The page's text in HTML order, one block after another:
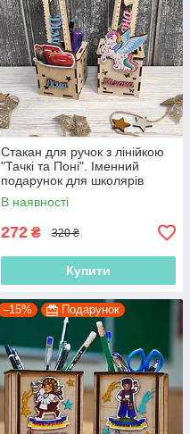
Стакан для ручок з лінійкою
"Тачкі та Поні". Іменний
подарунок для школярів
В наявності
272 ₴ 320 ₴
Купити
–15% Подарунок